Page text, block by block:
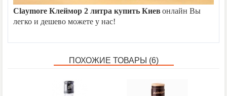
Claymore Клеймор 2 литра купить Киев онлайн Вы
легко и дешево можете у нас!
ПОХОЖИЕ ТОВАРЫ (6)